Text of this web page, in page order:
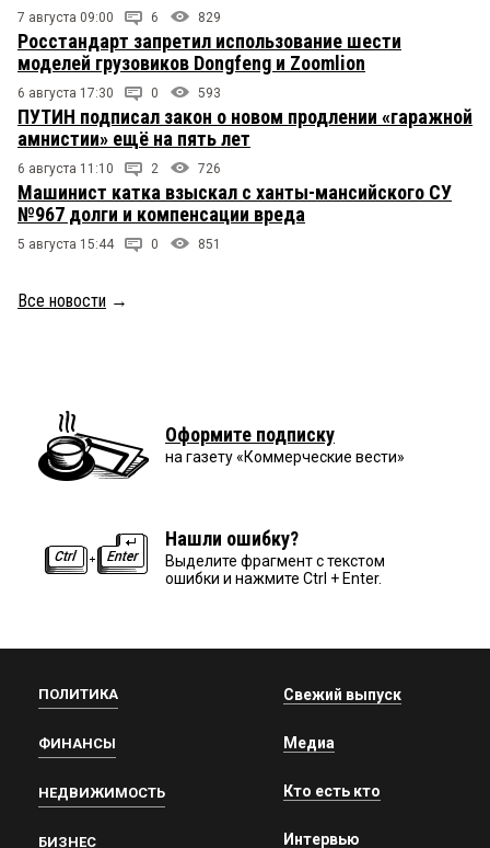
7 августа 09:00 6 829
Росстандарт запретил использование шести
моделей грузовиков Dongfeng и Zoomlion
6 августа 17:30 0 593
ПУТИН подписал закон о новом продлении «гаражной
амнистии» ещё на пять лет
6 августа 11:10 2 726
Машинист катка взыскал с ханты-мансийского СУ
№967 долги и компенсации вреда
5 августа 15:44 0 851
Все новости →
Оформите подписку
на газету «Коммерческие вести»
Нашли ошибку?
Выделите фрагмент с текстом
ошибки и нажмите Ctrl + Enter.
ПОЛИТИКА
ФИНАНСЫ
НЕДВИЖИМОСТЬ
БИЗНЕС
Свежий выпуск
Медиа
Кто есть кто
Интервью